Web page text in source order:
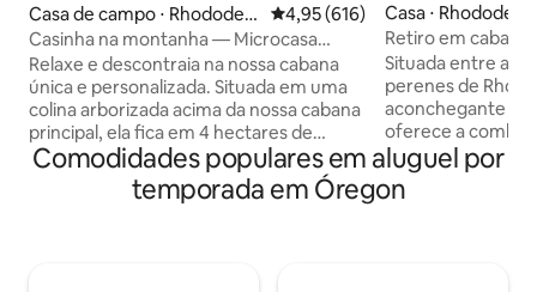
Casa de campo ⋅ Rhododen
dron
4,95 de uma avaliação média de
4,95 (616)
Casinha na montanha — Microcasa
espaçosa
Relaxe e descontraia na nossa cabana
única e personalizada. Situada em uma
colina arborizada acima da nossa cabana
principal, ela fica em 4 hectares de
terreno privado com vegetação, na
divisa com a Floresta Nacional do Monte
Hood. A cabana foi projetada para
Casa ⋅
Retiro em
banheira de
permitidos)
Situada entre as
perenes de
aconchegante
oferece a
conforto
você está
hidromassagem
Comodidades populares em aluguel por
temporada em Óregon